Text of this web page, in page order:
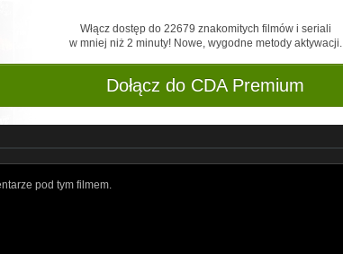
Włącz dostęp do 22679 znakomitych filmów i seriali
w mniej niż 2 minuty! Nowe, wygodne metody aktywacji.
Dołącz do CDA Premium
pod tym filmem.